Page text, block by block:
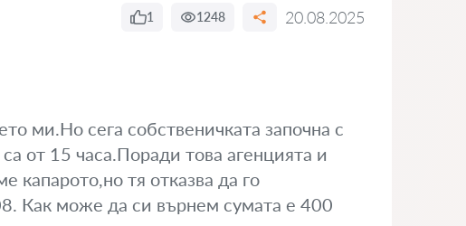
1 1248 20.08.2025
ми.Но сега собственичката започна с
от 15 часа.Поради това агенцията и
капарото,но тя отказва да го
Как може да си върнем сумата е 400